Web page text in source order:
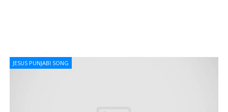
JESUS PUNJABI SONG